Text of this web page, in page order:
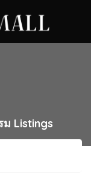
ม Listings